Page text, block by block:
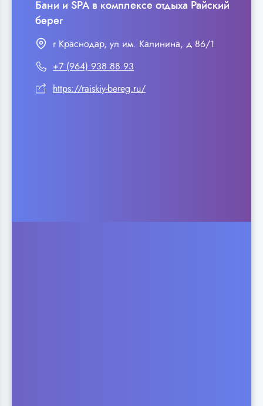
Бани и SPA в комплексе отдыха Райский
берег
г Краснодар, ул им. Калинина, д 86/1
+7 (964) 938 88 93
https://raiskiy-bereg.ru/